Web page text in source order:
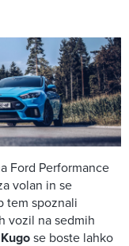
Ford Performance
volan in se
tem spoznali
vozil na sedmih
Kugose boste lahko